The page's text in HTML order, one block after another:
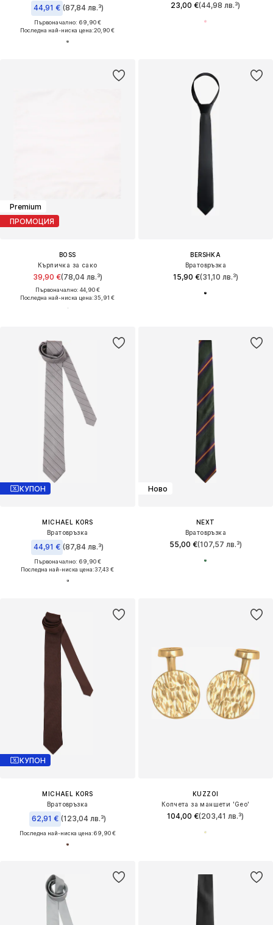
44,91 € (87,84 лв.³)
Първоначално: 69,90 €
Последна най-ниска цена:20,90 €
23,00 €(44,98 лв.³)
Premium
ПРОМОЦИЯ
BOSS
Кърпичка за сако
39,90 €(78,04 лв.³)
Първоначално: 44,90 €
Последна най-ниска цена:35,91 €
BERSHKA
Вратовръзка
15,90 €(31,10 лв.³)
КУПОН
MICHAEL KORS
Вратовръзка
44,91 € (87,84 лв.³)
Първоначално: 69,90 €
Последна най-ниска цена:37,43 €
Ново
NEXT
Вратовръзка
55,00 €(107,57 лв.³)
КУПОН
MICHAEL KORS
Вратовръзка
62,91 € (123,04 лв.³)
Последна най-ниска цена:69,90 €
KUZZOI
Копчета за маншети 'Geo'
104,00 €(203,41 лв.³)